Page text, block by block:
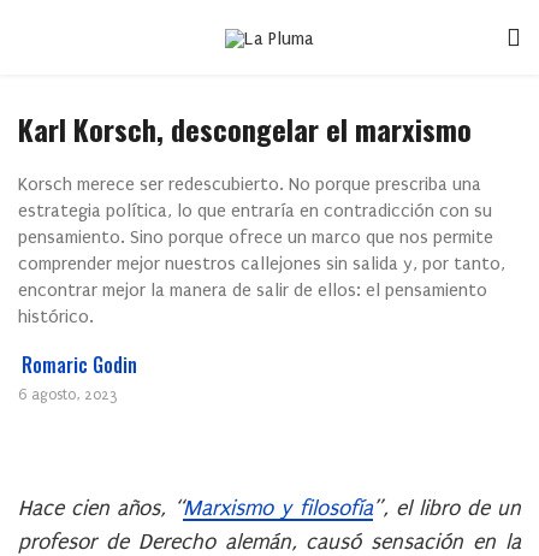
Karl Korsch, descongelar el marxismo
Korsch merece ser redescubierto. No porque prescriba una
estrategia política, lo que entraría en contradicción con su
pensamiento. Sino porque ofrece un marco que nos permite
comprender mejor nuestros callejones sin salida y, por tanto,
encontrar mejor la manera de salir de ellos: el pensamiento
histórico.
Romaric Godin
6 agosto, 2023
Hace cien años, “Marxismo y filosofía”, el libro de un
profesor de Derecho alemán, causó sensación en la